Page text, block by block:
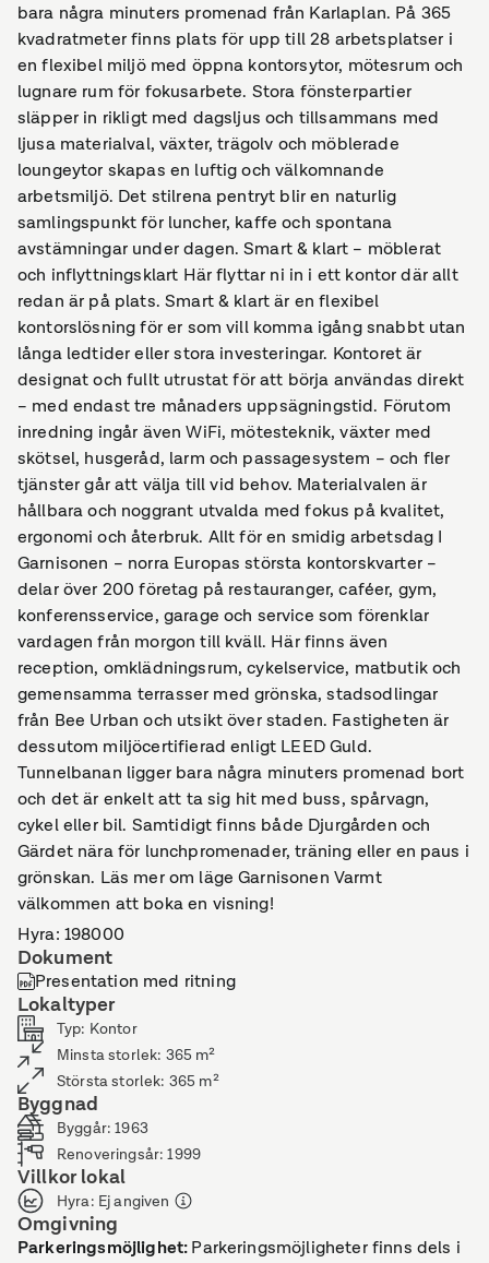
bara några minuters promenad från Karlaplan. På 365
kvadratmeter finns plats för upp till 28 arbetsplatser i
en flexibel miljö med öppna kontorsytor, mötesrum och
lugnare rum för fokusarbete. Stora fönsterpartier
släpper in rikligt med dagsljus och tillsammans med
ljusa materialval, växter, trägolv och möblerade
loungeytor skapas en luftig och välkomnande
arbetsmiljö. Det stilrena pentryt blir en naturlig
samlingspunkt för luncher, kaffe och spontana
avstämningar under dagen. Smart & klart – möblerat
och inflyttningsklart Här flyttar ni in i ett kontor där allt
redan är på plats. Smart & klart är en flexibel
kontorslösning för er som vill komma igång snabbt utan
långa ledtider eller stora investeringar. Kontoret är
designat och fullt utrustat för att börja användas direkt
– med endast tre månaders uppsägningstid. Förutom
inredning ingår även WiFi, mötesteknik, växter med
skötsel, husgeråd, larm och passagesystem – och fler
tjänster går att välja till vid behov. Materialvalen är
hållbara och noggrant utvalda med fokus på kvalitet,
ergonomi och återbruk. Allt för en smidig arbetsdag I
Garnisonen – norra Europas största kontorskvarter –
delar över 200 företag på restauranger, caféer, gym,
konferensservice, garage och service som förenklar
vardagen från morgon till kväll. Här finns även
reception, omklädningsrum, cykelservice, matbutik och
gemensamma terrasser med grönska, stadsodlingar
från Bee Urban och utsikt över staden. Fastigheten är
dessutom miljöcertifierad enligt LEED Guld.
Tunnelbanan ligger bara några minuters promenad bort
och det är enkelt att ta sig hit med buss, spårvagn,
cykel eller bil. Samtidigt finns både Djurgården och
Gärdet nära för lunchpromenader, träning eller en paus i
grönskan. Läs mer om läge Garnisonen Varmt
välkommen att boka en visning!
Hyra: 198000
Dokument
Presentation med ritning
Lokaltyper
Typ: Kontor
Minsta storlek: 365 m²
Största storlek: 365 m²
Byggnad
Byggår:1963
Renoveringsår:1999
Villkor lokal
Hyra: Ej angiven
Omgivning
Parkeringsmöjlighet:Parkeringsmöjligheter finns dels i